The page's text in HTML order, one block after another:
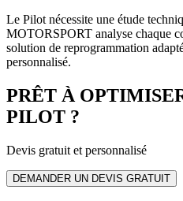
Le Pilot nécessite une étude
MOTORSPORT analyse chaque
solution de reprogrammation
personnalisé.
PRÊT À
PILOT ?
Devis gratuit et personnalisé
DEMANDER UN DEVIS GRATUIT